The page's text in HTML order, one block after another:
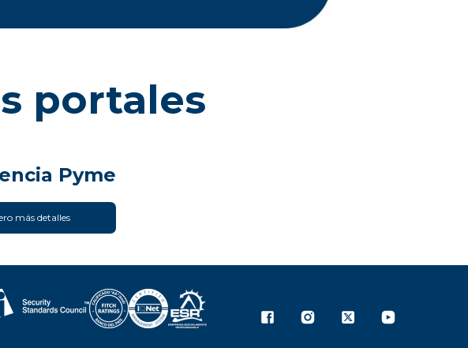
portales
Pyme
más detalles